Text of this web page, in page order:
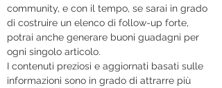
community, e con il tempo, se sarai in grado
di costruire un elenco di follow-up forte,
potrai anche generare buoni guadagni per
ogni singolo articolo.
I contenuti preziosi e aggiornati basati sulle
informazioni sono in grado di attrarre più